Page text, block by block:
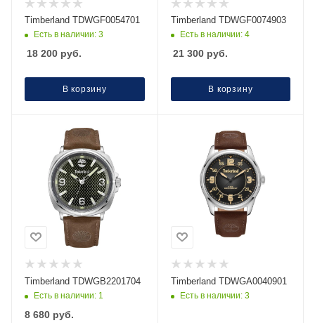
Timberland TDWGF0054701
Есть в наличии: 3
18 200 руб.
В корзину
Timberland TDWGF0074903
Есть в наличии: 4
21 300руб.
В корзину
Timberland TDWGB2201704
Есть в наличии: 1
8 680 руб.
Timberland TDWGA0040901
Есть в наличии: 3